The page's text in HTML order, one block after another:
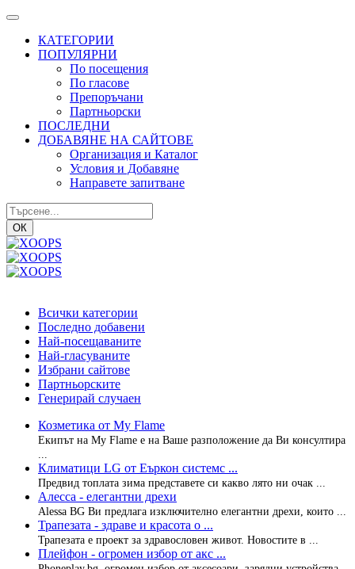
КАТЕГОРИИ
ПОПУЛЯРНИ
По посещения
По гласове
Препоръчани
Партньорски
ПОСЛЕДНИ
ДОБАВЯНЕ НА САЙТОВЕ
Организация и Каталог
Условия и Добавяне
Направете запитване
ОК
Всички категории
Последно добавени
Най-посещаваните
Най-гласуваните
Избрани сайтове
Партньорските
Генерирай случаен
Козметика от Мy Flame
Екипът на My Flame е на Ваше разположение да Ви консултира
Климатици LG от Еъркон системс ...
Предвид топлата зима представете си какво лято ни очак ...
Алесса - елегантни дрехи
Alessa BG Ви предлага изключително елегантни дрехи, които ...
Трапезата - здраве и красота о ...
Трапезата е проект за здравословен живот. Новостите в ...
Плейфон - огромен избор от акс ...